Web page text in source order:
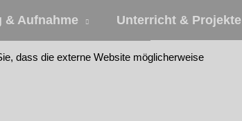
& Aufnahme Unterricht & Projekte
dass die externe Website möglicherweise